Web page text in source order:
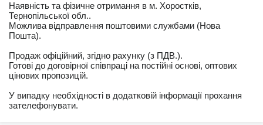
Наявність та фізичне отримання в м. Хоростків,
Тернопільської обл..
Можлива відправлення поштовими службами (Нова
Пошта).
Продаж офіційний, згідно рахунку (з ПДВ.).
Готові до договірної співпраці на постійні основі, оптових
цінових пропозицій.
У випадку необхідності в додатковій інформації прохання
зателефонувати.